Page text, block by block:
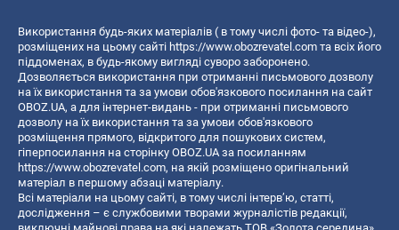
Використання будь-яких матеріалів ( в тому числі фото- та відео-),
розміщених на цьому сайті https://www.obozrevatel.com та всіх його
піддоменах, в будь-якому вигляді суворо заборонено.
Дозволяється використання при отриманні письмового дозволу
на їх використання та за умови обов'язкового посилання на сайт
OBOZ.UA, а для інтернет-видань - при отриманні письмового
дозволу на їх використання та за умови обов'язкового
розміщення прямого, відкритого для пошукових систем,
гіперпосилання на сторінку OBOZ.UA за посиланням
https://www.obozrevatel.com, на якій розміщено оригінальний
матеріал в першому абзаці матеріалу.
Всі матеріали на цьому сайті, в тому числі інтерв’ю, статті,
дослідження – є службовими творами журналістів редакції,